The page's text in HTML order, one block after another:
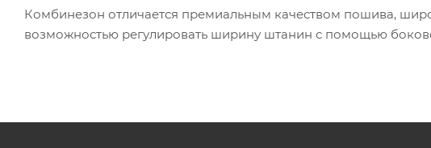
Комбинезон отличается премиальным качеством пошива,
возможностью регулировать ширину штанин с помощью